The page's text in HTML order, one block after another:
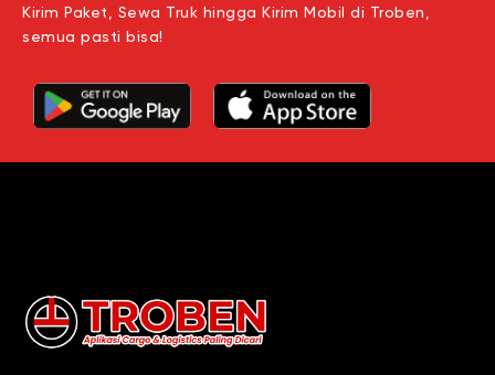
Kirim Paket, Sewa Truk hingga Kirim Mobil di Troben,
semua pasti bisa!